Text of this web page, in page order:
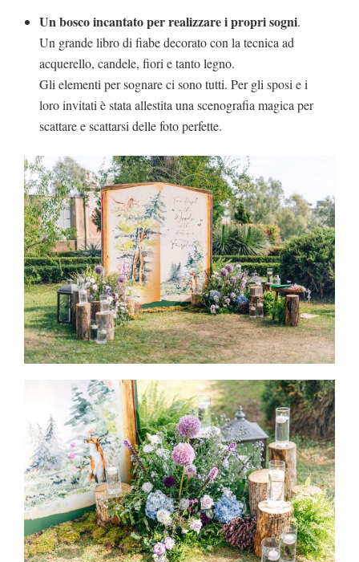
Un bosco incantato per realizzare i propri sogni.
Un grande libro di fiabe decorato con la tecnica ad
acquerello, candele, fiori e tanto legno.
Gli elementi per sognare ci sono tutti. Per gli sposi e i
loro invitati è stata allestita una scenografia magica per
scattare e scattarsi delle foto perfette.